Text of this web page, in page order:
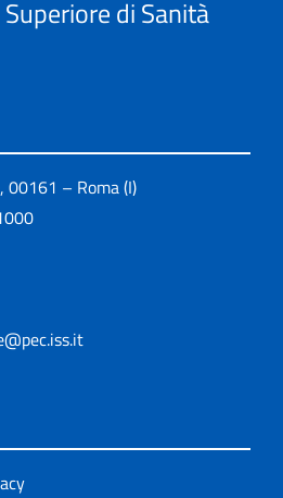
di Sanità
00161 – Roma (I)